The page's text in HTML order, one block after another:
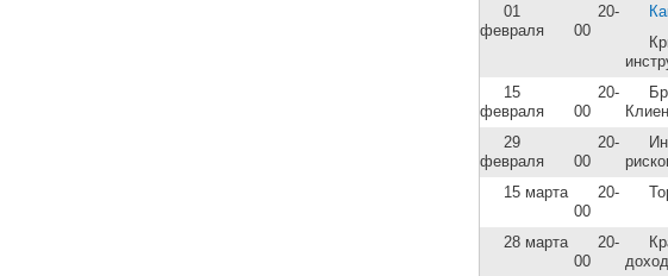
01
февраля
20-
00
15
февраля
20-
00
29
февраля
20-
00
15 марта
20-
00
28 марта
20-
00